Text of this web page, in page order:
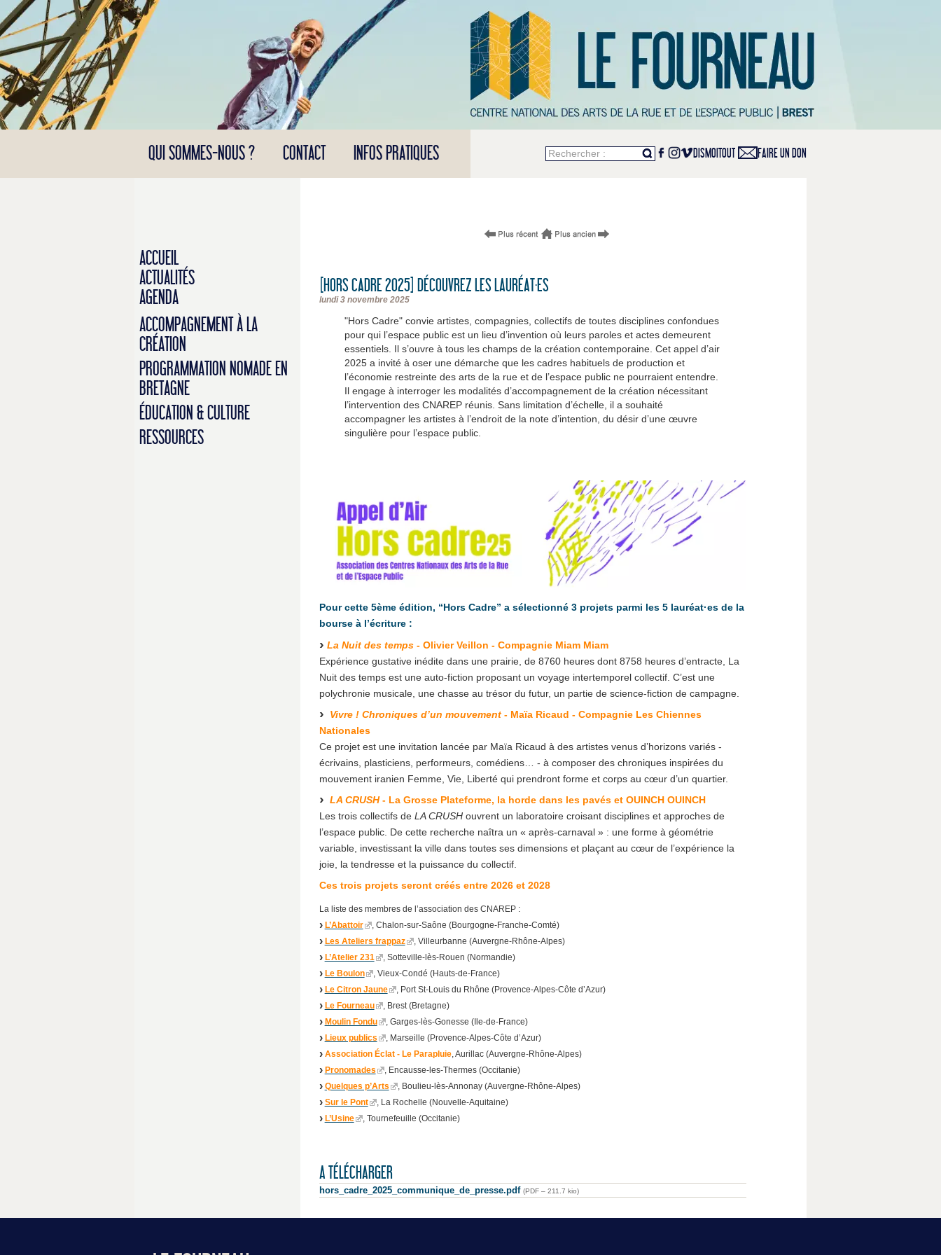
Panneau de gestion des cookies
QUI SOMMES-NOUS ? CONTACT INFOS PRATIQUES Rechercher : DISMOITOUT FAIRE UN DON
ACCUEIL
ACTUALITÉS
AGENDA
ACCOMPAGNEMENT À LA
CRÉATION
PROGRAMMATION NOMADE EN
BRETAGNE
ÉDUCATION & CULTURE
RESSOURCES
[HORS CADRE 2025] DÉCOUVREZ LES LAURÉAT·ES
lundi 3 novembre 2025
"Hors Cadre" convie artistes, compagnies, collectifs de toutes disciplines confondues
pour qui l’espace public est un lieu d’invention où leurs paroles et actes demeurent
essentiels. Il s’ouvre à tous les champs de la création contemporaine. Cet appel d’air
2025 a invité à oser une démarche que les cadres habituels de production et
l’économie restreinte des arts de la rue et de l’espace public ne pourraient entendre.
Il engage à interroger les modalités d’accompagnement de la création nécessitant
l’intervention des CNAREP réunis. Sans limitation d’échelle, il a souhaité
accompagner les artistes à l’endroit de la note d’intention, du désir d’une œuvre
singulière pour l’espace public.
Pour cette 5ème édition, “Hors Cadre” a sélectionné 3 projets parmi les 5 lauréat·es de la
bourse à l’écriture :
La Nuit des temps- Olivier Veillon - Compagnie Miam Miam
Expérience gustative inédite dans une prairie, de 8760 heures dont 8758 heures d’entracte, La
Nuit des temps est une auto-fiction proposant un voyage intertemporel collectif. C’est une
polychronie musicale, une chasse au trésor du futur, un partie de science-fiction de campagne.
Vivre ! Chroniques d’un mouvement- Maïa Ricaud - Compagnie Les Chiennes
Nationales
Ce projet est une invitation lancée par Maïa Ricaud à des artistes venus d’horizons variés -
écrivains, plasticiens, performeurs, comédiens… - à composer des chroniques inspirées du
mouvement iranien Femme, Vie, Liberté qui prendront forme et corps au cœur d’un quartier.
LA CRUSH- La Grosse Plateforme, la horde dans les pavés et OUINCH OUINCH
Les trois collectifs de LA CRUSHouvrent un laboratoire croisant disciplines et approches de
l’espace public. De cette recherche naîtra un « après-carnaval » : une forme à géométrie
variable, investissant la ville dans toutes ses dimensions et plaçant au cœur de l’expérience la
joie, la tendresse et la puissance du collectif.
Ces trois projets seront créés entre 2026 et 2028
La liste des membres de l’association des CNAREP :
L’Abattoir
, Chalon-sur-Saône (Bourgogne-Franche-Comté)
Les Ateliers frappaz
, Villeurbanne (Auvergne-Rhône-Alpes)
L’Atelier 231
, Sotteville-lès-Rouen (Normandie)
Le Boulon
, Vieux-Condé (Hauts-de-France)
Le Citron Jaune
, Port St-Louis du Rhône (Provence-Alpes-Côte d’Azur)
Le Fourneau
, Brest (Bretagne)
Moulin Fondu
, Garges-lès-Gonesse (Ile-de-France)
Lieux publics
, Marseille (Provence-Alpes-Côte d’Azur)
Association Éclat - Le Parapluie, Aurillac (Auvergne-Rhône-Alpes)
Pronomades
, Encausse-les-Thermes (Occitanie)
Quelques p’Arts
, Boulieu-lès-Annonay (Auvergne-Rhône-Alpes)
Sur le Pont
, La Rochelle (Nouvelle-Aquitaine)
L’Usine
, Tournefeuille (Occitanie)
A TÉLÉCHARGER
hors_cadre_2025_communique_de_presse.pdf (PDF – 211.7 kio)